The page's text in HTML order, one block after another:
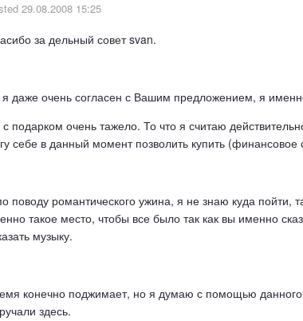
29.08.2008 15:25
за дельный совет svan.
даже очень согласен с Вашим предложением, я
подарком очень тажело. То что я считаю
себе в данный момент позволить купить (финансовое
поводу романтического ужина, я не знаю куда пойти,
такое место, чтобы все было так как вы именно
музыку.
конечно поджимает, но я думаю с помощью
здесь.